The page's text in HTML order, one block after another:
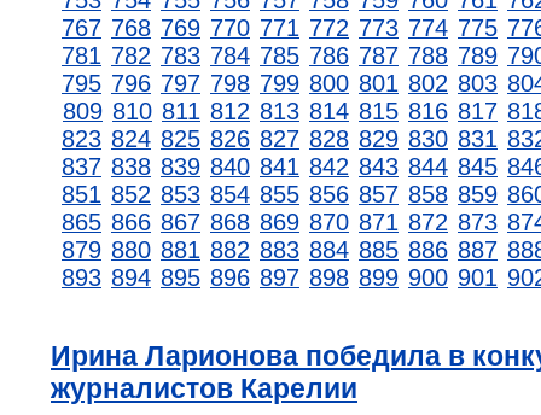
767 768 769 770 771 772 773 774 775
781 782 783 784 785 786 787 788 789
795 796 797 798 799 800 801 802 803
809 810 811 812 813 814 815 816 817
823 824 825 826 827 828 829 830 831
837 838 839 840 841 842 843 844 845
851 852 853 854 855 856 857 858 859
865 866 867 868 869 870 871 872 873
879 880 881 882 883 884 885 886 887
893 894 895 896 897 898 899 900 901
Ирина Ларионова победила в
журналистов Карелии